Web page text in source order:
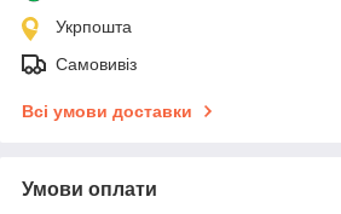
Укрпошта
Самовивіз
Всі умови доставки
Умови оплати